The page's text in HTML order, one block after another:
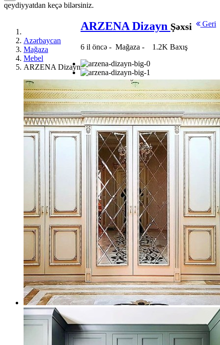
qeydiyyatdan keçə bilərsiniz.
Azərbaycan
Mağaza
Mebel
ARZENA Dizayn
Geri
ARZENA Dizayn Şəxsi
6 il öncə - Mağaza - 1.2K Baxış